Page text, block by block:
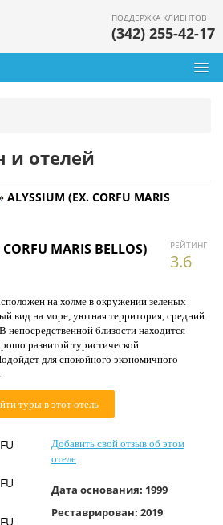
ПОДДЕРЖКА КЛИЕНТОВ
(342) 255-42-17
и отелей
ALYSSIUM (EX. CORFU MARIS
РЕЙТИНГ
3.6
MARIS BELLOS)
на холме в окружении зеленых
вид на море, уютная территория, средний
непосредственной близости находится
развитой туристической
для спокойного экономичного
туры в этот отель
Добавить свой отзыв об этом
отеле
Дата основания: 1999
Реставрирован: 2019